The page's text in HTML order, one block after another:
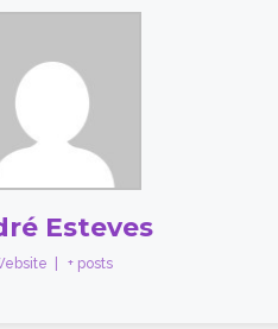
Esteves
+ posts